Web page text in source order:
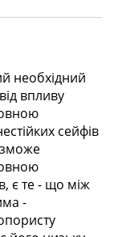
необхідний
впливу
сейфів
зможе
є те - що між
-